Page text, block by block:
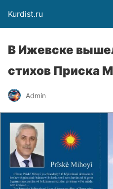
Kurdist.ru
В Ижевске
стихов Приска
Admin